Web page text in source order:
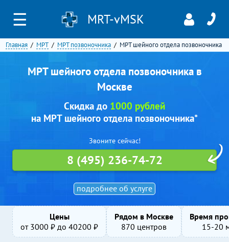
☰ MRT-vMSK
Главная МРТ МРТ позвоночника МРТ шейного отдела позвоночника
МРТ шейного отдела позвоночника в
Москве
подробнее об услуге
Скидка до 1000 рублей
на МРТ шейного отдела позвоночника*
Звоните сейчас!
8 (495) 236-74-72
Цены
от 3000 ₽ до 40200 ₽
Рядом в Москве
870 центров
Время
15-20